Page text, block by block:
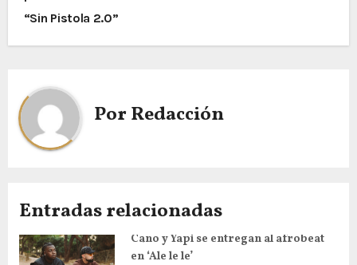
“Sin Pistola 2.0”
PorRedacción
Entradas relacionadas
Cano y Yapi se entregan al afrobeat
en ‘Ale le le’